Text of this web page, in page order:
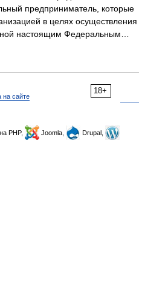
предприниматель, которые
в целях осуществления
настоящим Федеральным…
18+
на сайте
PHP, Joomla,
Drupal,